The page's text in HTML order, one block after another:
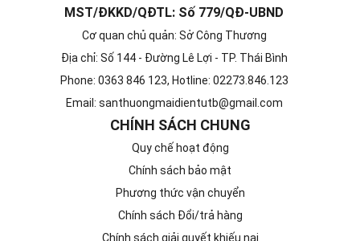
MST/ĐKKD/QĐTL: Số 779/QĐ-UBND
Cơ quan chủ quản: Sở Công Thương
Địa chỉ: Số 144 - Đường Lê Lợi - TP. Thái Bình
Phone: 0363 846 123, Hotline: 02273.846.123
Email: santhuongmaidientutb@gmail.com
CHÍNH SÁCH CHUNG
Quy chế hoạt động
Chính sách bảo mật
Phương thức vận chuyển
Chính sách Đổi/trả hàng
Chính sách giải quyết khiếu nại